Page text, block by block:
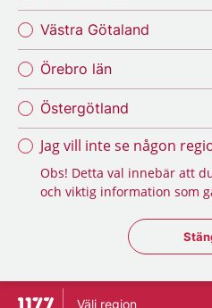
Västra Götaland
Örebro län
Östergötland
Jag vill inte se någon
Obs! Detta val innebär att
och viktig information som
Välj region